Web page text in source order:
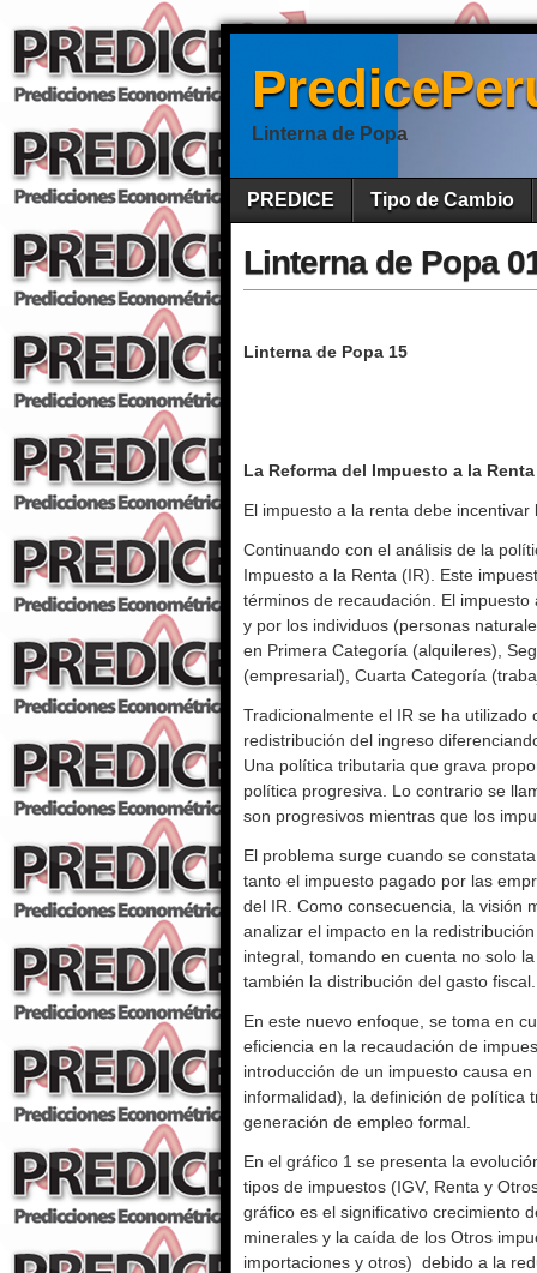
Linterna de Popa
PREDICE Tipo de Cambio
Linterna de Popa
Linterna de Popa 15
La Reforma del Impuesto a la Renta
El impuesto a la renta debe
Continuando con el análisis de la
Impuesto a la Renta (IR). Este
términos de recaudación. El
y por los individuos (personas
en Primera Categoría (alquileres),
(empresarial), Cuarta Categoría
Tradicionalmente el IR se ha
redistribución del ingreso
Una política tributaria que grava
política progresiva. Lo contrario se
son progresivos mientras que los
El problema surge cuando se
tanto el impuesto pagado por las
del IR. Como consecuencia, la visión
analizar el impacto en la
integral, tomando en cuenta no solo
también la distribución del gasto fiscal.
En este nuevo enfoque, se toma en
eficiencia en la recaudación de
introducción de un impuesto causa
informalidad), la definición de política
generación de empleo formal.
En el gráfico 1 se presenta la
tipos de impuestos (IGV, Renta y
gráfico es el significativo crecimiento
minerales y la caída de los Otros
importaciones y otros) debido a la